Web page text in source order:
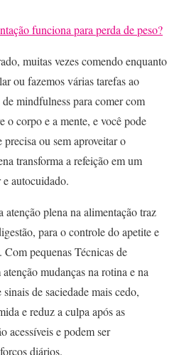
funciona para perda de peso?
muitas vezes comendo enquanto
ou fazemos várias tarefas ao
mindfulness para comer com
o corpo e a mente, e você pode
ou sem aproveitar o
transforma a refeição em um
autocuidado.
plena na alimentação traz
para o controle do apetite e
pequenas Técnicas de
mudanças na rotina e na
de saciedade mais cedo,
e reduz a culpa após as
acessíveis e podem ser
diários.